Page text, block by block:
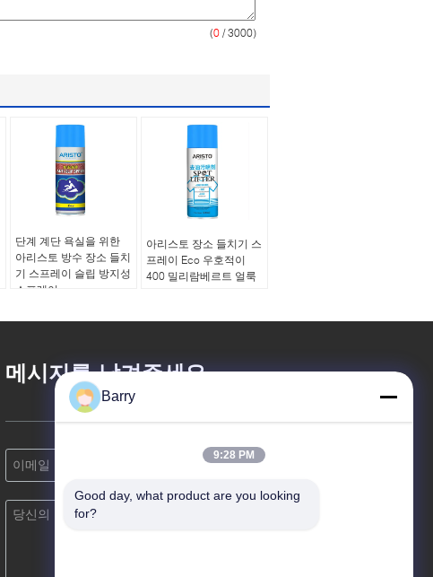
(0 / 3000)
단계 계단 욕실을 위한
아리스토 방수 장소 들치
기 스프레이 슬립 방지성
스프레이
아리스토 장소 들치기 스
프레이 Eco 우호적이
400 밀리람베르트 얼룩
메시지를 남겨주세요
Barry
9:28 PM
Good day, what product are you looking
for?